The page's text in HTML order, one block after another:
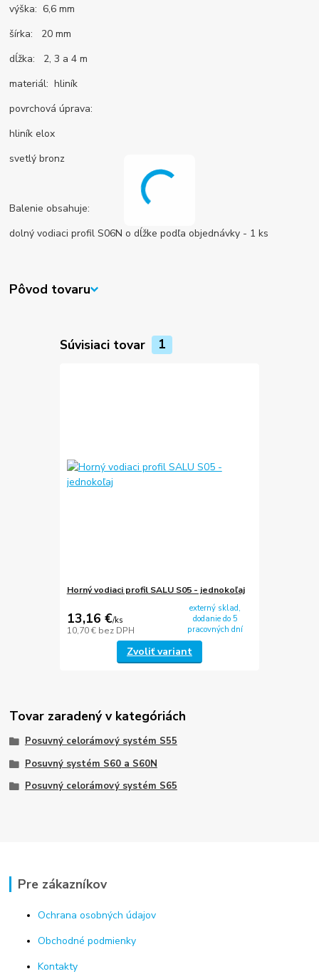
výška: 6,6 mm
šírka: 20 mm
dĺžka: 2, 3 a 4 m
materiál: hliník
povrchová úprava:
hliník elox
svetlý bronz
Balenie obsahuje:
dolný vodiaci profil S06N o dĺžke podľa objednávky - 1 ks
Pôvod tovaru
Súvisiaci tovar 1
Horný vodiaci profil SALU S05 - jednokoľaj
13,16 €/ks
10,70 € bez DPH
externý sklad,
dodanie do 5
pracovných dní
Zvoliť variant
Tovar zaradený v kategóriách
Posuvný celorámový systém S55
Posuvný systém S60 a S60N
Posuvný celorámový systém S65
Pre zákazníkov
Ochrana osobných údajov
Obchodné podmienky
Kontakty